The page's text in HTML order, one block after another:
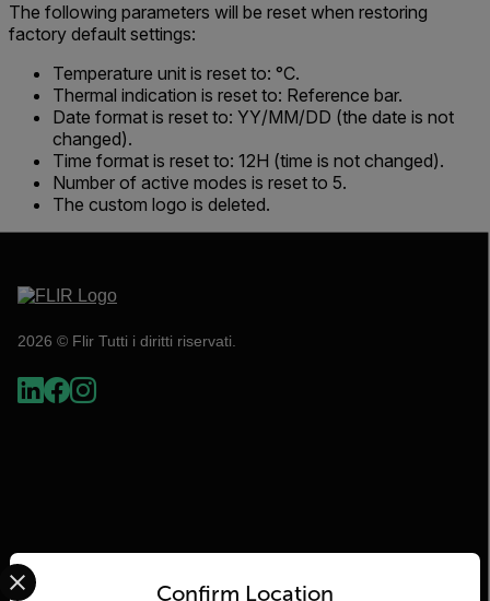
The following parameters will be reset when restoring
factory default settings:
Temperature unit is reset to: °C.
Thermal indication is reset to: Reference bar.
Date format is reset to: YY/MM/DD (the date is not
changed).
Time format is reset to: 12H (time is not changed).
Number of active modes is reset to 5.
The custom logo is deleted.
2026 © Flir Tutti i diritti riservati.
Confirm Location
Select your preferred country and language from the